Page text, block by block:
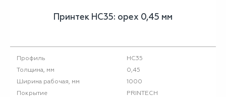
Принтек НС35: орех 0,45 мм
Профиль
НС35
Толщина, мм
0,45
Ширина рабочая, мм
1000
Покрытие
PRINTECH